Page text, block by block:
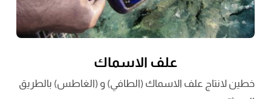
علف الاسماك
خطين لانتاج علف الاسماك (الطافي) و (الغاطس) بالطريق